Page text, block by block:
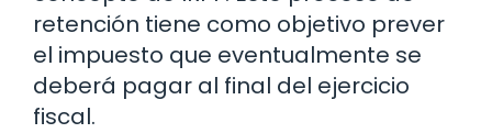
retención tiene como objetivo prever
el impuesto que eventualmente se
deberá pagar al final del ejercicio
fiscal.